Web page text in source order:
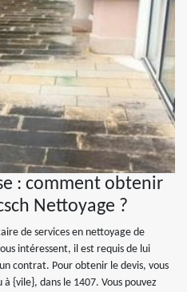
: comment obtenir
Nettoyage ?
de services en nettoyage de
intéressent, il est requis de lui
contrat. Pour obtenir le devis, vous
{vile}, dans le 1407. Vous pouvez